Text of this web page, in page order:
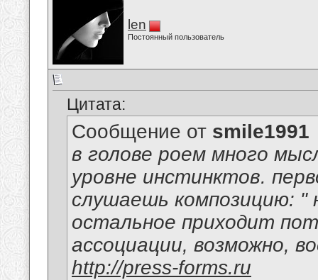
len
Постоянный пользователь
Цитата:
Сообщение от smile1991
в голове роем много
уровне инстинктов.
слушаешь композицию: "
остальное приходит
ассоциации, возможно,
http://press-forms.ru